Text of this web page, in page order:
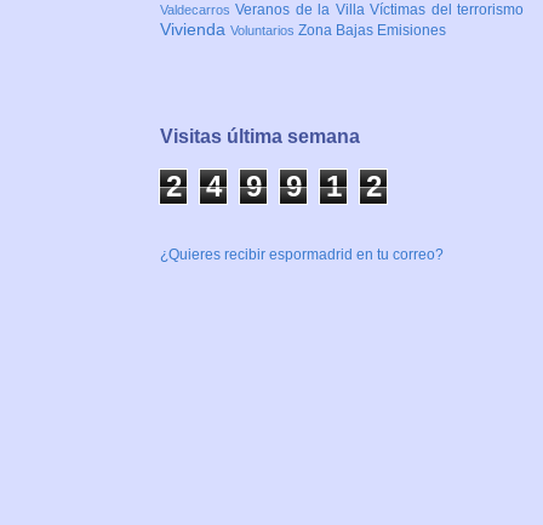
ValdecarrosVeranos de la VillaVíctimas del terrorismo
Vivienda Voluntarios Zona Bajas Emisiones
Visitas última semana
2 4 9 9 1 2
¿Quieres recibir espormadrid en tu correo?